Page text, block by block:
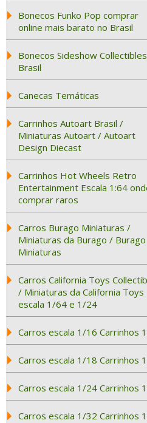
Bonecos Funko Pop comprar
online mais barato no Brasil
Bonecos Sideshow Collectibles
Brasil
Canecas Temáticas
Carrinhos Autoart Brasil /
Miniaturas Autoart / Autoart
Design Diecast
Carrinhos Hot Wheels Retro
Entertainment Escala 1:64
comprar raros
Carros Burago Miniaturas /
Miniaturas da Burago / Burago
Miniaturas
Carros California Toys
/ Miniaturas da California Toys
escala 1/64 e 1/24
Carros escala 1/16 Carrinhos
Carros escala 1/18 Carrinhos
Carros escala 1/24 Carrinhos
Carros escala 1/32 Carrinhos